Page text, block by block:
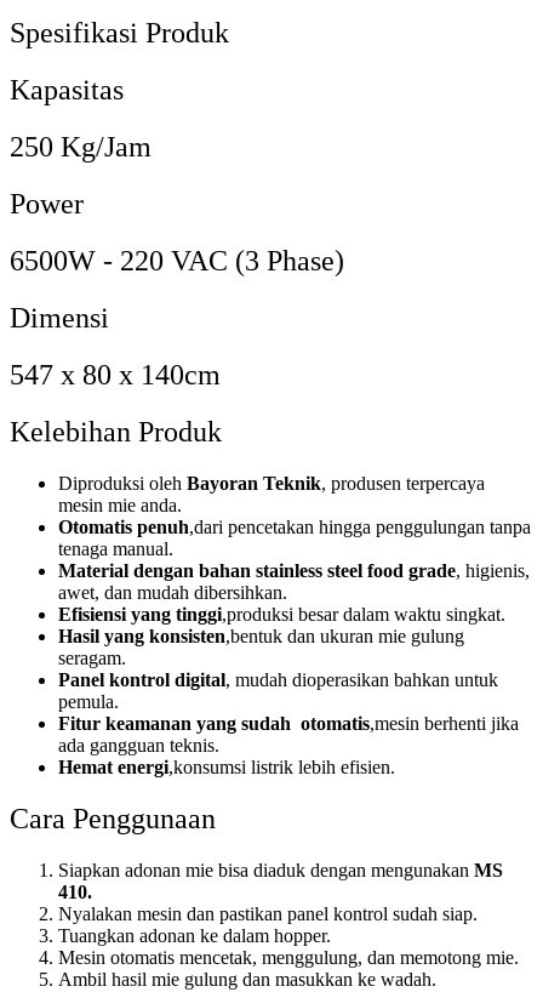
Spesifikasi Produk
Kapasitas
250 Kg/Jam
Power
6500W - 220 VAC (3 Phase)
Dimensi
547 x 80 x 140cm
Kelebihan Produk
Diproduksi oleh Bayoran Teknik, produsen terpercaya
mesin mie anda.
Otomatis penuh,dari pencetakan hingga penggulungan tanpa
tenaga manual.
Material dengan bahan stainless steel food grade, higienis,
awet, dan mudah dibersihkan.
Efisiensi yang tinggi,produksi besar dalam waktu singkat.
Hasil yang konsisten,bentuk dan ukuran mie gulung
seragam.
Panel kontrol digital, mudah dioperasikan bahkan untuk
pemula.
Fitur keamanan yang sudah otomatis,mesin berhenti jika
ada gangguan teknis.
Hemat energi,konsumsi listrik lebih efisien.
Cara Penggunaan
Siapkan adonan mie bisa diaduk dengan mengunakan MS
410.
Nyalakan mesin dan pastikan panel kontrol sudah siap.
Tuangkan adonan ke dalam hopper.
Mesin otomatis mencetak, menggulung, dan memotong mie.
Ambil hasil mie gulung dan masukkan ke wadah.